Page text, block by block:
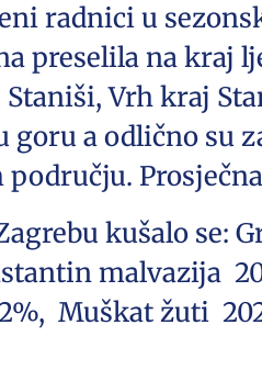
radnici u
preselila na kraj
Vrh kraj
goru a odlično su
kušalo se:
malvazija
Muškat žuti